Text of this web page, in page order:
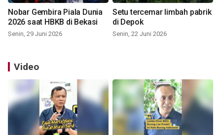
Nobar Gembira Piala Dunia
2026 saat HBKB di Bekasi
Senin, 29 Juni 2026
Setu tercemar limbah pabrik
di Depok
Senin, 22 Juni 2026
Video